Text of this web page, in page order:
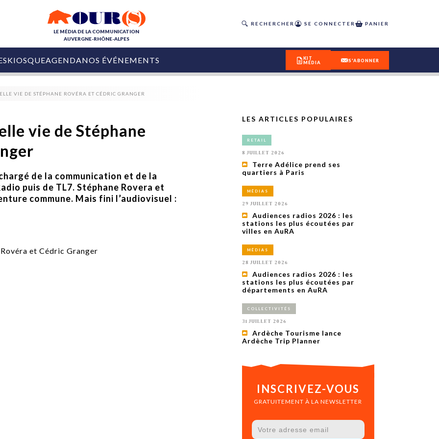
LE MÉDIA DE LA COMMUNICATION
AUVERGNE-RHÔNE-ALPES
RECHERCHER SE CONNECTER PANIER
Nice : Denis Zanon
est décédé
COLLECTIVITÉS
Tourisme lance
Ardèche Trip
Planner
29 JUILLET 2026
[Debrief] Loire Tourisme
mise sur la déconnexion en
saison autour de son concept autour de
marketing et communication, revient sur
1 AN
KIOSQUEAGENDANOS ÉVÉNEMENTS
OURS DE LA COM
OURS DU DIGITAL
KIT
MÉDIA
S'ABONNER
VIE DE STÉPHANE ROVÉRA ET CÉDRIC GRANGER
vie de Stéphane
de la communication et de la
puis de TL7. Stéphane Rovera et
commune. Mais fini l’audiovisuel :
LES ARTICLES POPULAIRES
RETAIL
8 JUILLET 2026
Terre Adélice prend ses
quartiers à Paris
MÉDIAS
29 JUILLET 2026
Audiences radios 2026 : les
stations les plus écoutées par
villes en AuRA
MÉDIAS
28 JUILLET 2026
Audiences radios 2026 : les
stations les plus écoutées par
départements en AuRA
COLLECTIVITÉS
31 JUILLET 2026
Ardèche Tourisme lance
Ardèche Trip Planner
INSCRIVEZ-VOUS
GRATUITEMENT À LA NEWSLETTER